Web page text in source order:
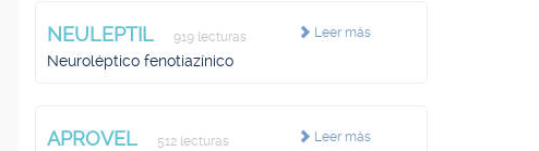
Leer más
NEULEPTIL 919 lecturas
Neuroléptico fenotiazínico
Leer más
APROVEL 512 lecturas